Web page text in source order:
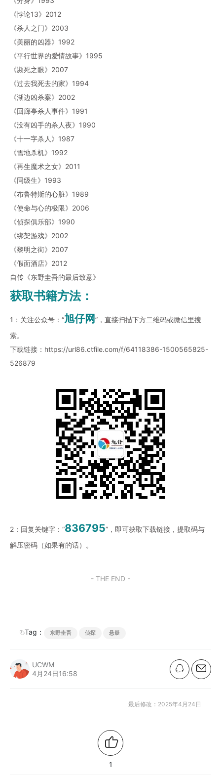
《悖论13》2012
《杀人之门》2003
《美丽的凶器》1992
《平行世界的爱情故事》1995
《濒死之眼》2007
《过去我死去的家》1994
《湖边凶杀案》2002
《回廊亭杀人事件》1991
《没有凶手的杀人夜》1990
《十一字杀人》1987
《雪地杀机》1992
《再生魔术之女》2011
《同级生》1993
《布鲁特斯的心脏》1989
《使命与心的极限》2006
《侦探俱乐部》1990
《绑架游戏》2002
《黎明之街》2007
《假面酒店》2012
自传《东野圭吾的最后致意》
获取书籍方法：
1：关注公众号：“旭仔网”，直接扫描下方二维码或微信里搜
索。
下载链接： https://url86.ctfile.com/f/64118386-1500565825-
526879
2：回复关键字：“836795”，即可获取下载链接，提取码与
解压密码（如果有的话）。
- THE END -
Tag： 东野圭吾 侦探 悬疑
UCWM
4月24日16:58
最后修改：2025年4月24日
1